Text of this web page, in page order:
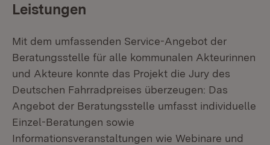
Leistungen
Mit dem umfassenden Service-Angebot der
Beratungsstelle für alle kommunalen Akteurinnen
und Akteure konnte das Projekt die Jury des
Deutschen Fahrradpreises überzeugen: Das
Angebot der Beratungsstelle umfasst individuelle
Einzel-Beratungen sowie
Informationsveranstaltungen wie Webinare und